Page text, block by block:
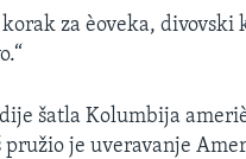
za èoveka, divovski
šatla Kolumbija
pružio je uveravanje